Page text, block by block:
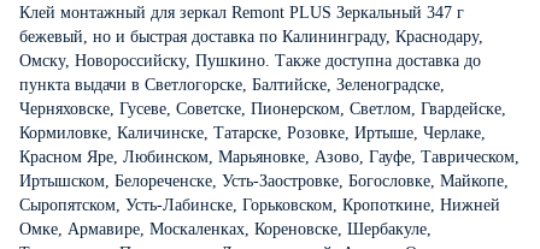
Клей монтажный для зеркал Remont PLUS Зеркальный 347 г
бежевый, но и быстрая доставка по Калининграду, Краснодару,
Омску, Новороссийску, Пушкино. Также доступна доставка до
пункта выдачи в Светлогорске, Балтийске, Зеленоградске,
Черняховске, Гусеве, Советске, Пионерском, Светлом, Гвардейске,
Кормиловке, Каличинске, Татарске, Розовке, Иртыше, Черлаке,
Красном Яре, Любинском, Марьяновке, Азово, Гауфе, Таврическом,
Иртышском, Белореченске, Усть-Заостровке, Богословке, Майкопе,
Сыропятском, Усть-Лабинске, Горьковском, Кропоткине, Нижней
Омке, Армавире, Москаленках, Кореновске, Шербакуле,